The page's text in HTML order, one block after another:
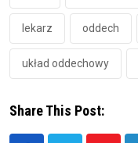
lekarz oddech
układ oddechowy
Share This Post: